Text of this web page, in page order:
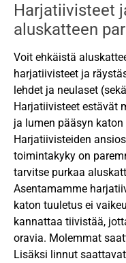
Harjatiivisteet
aluskatteen
Voit ehkäistä
harjatiivisteet ja
lehdet ja neulaset
Harjatiivisteet estävät
ja lumen pääsyn
Harjatiivisteiden
toimintakyky on
tarvitse purkaa
Asentamamme
katon tuuletus ei
kannattaa tiivistää,
oravia. Molemmat
Lisäksi linnut